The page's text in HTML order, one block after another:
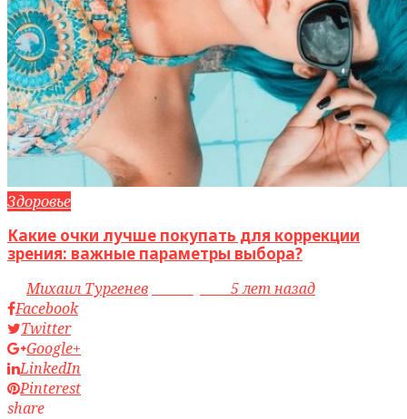
Здоровье
Какие очки лучше покупать для коррекции
зрения: важные параметры выбора?
byМихаил Тургенев
5 лет назад
Facebook
Twitter
Google+
LinkedIn
Pinterest
share